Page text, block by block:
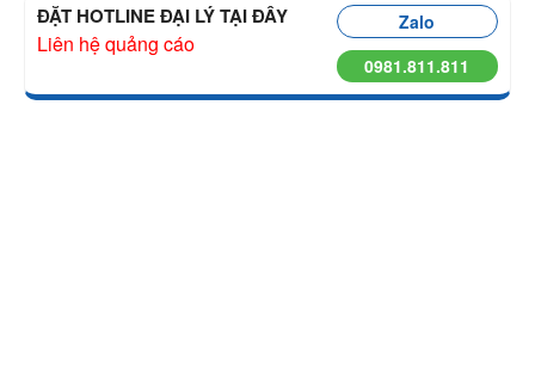
ĐẶT HOTLINE ĐẠI LÝ TẠI ĐÂY
Liên hệ quảng cáo
Zalo
0981.811.811